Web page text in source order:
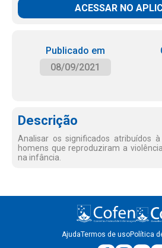
ACESSAR NO
Publicado em
08/09/2021
Descrição
Analisar os significados atribuídos
homens que reproduziram a
na infância.
AjudaTermos de usoPolítica